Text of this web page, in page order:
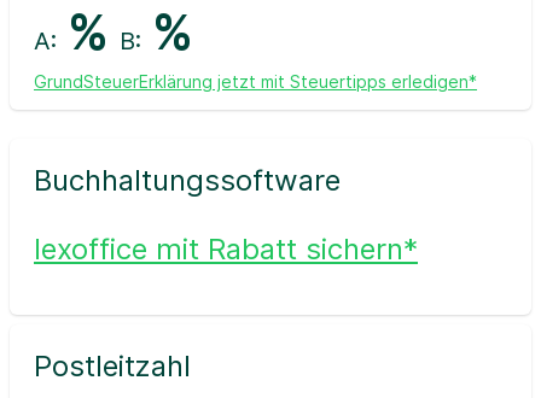
A: % B: %
GrundSteuerErklärung jetzt mit Steuertipps erledigen*
Buchhaltungssoftware
lexoffice mit Rabatt sichern*
Postleitzahl